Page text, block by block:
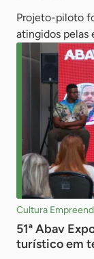
Projeto-piloto
atingidos pelas
Cultura
51ª Abav
turístico em